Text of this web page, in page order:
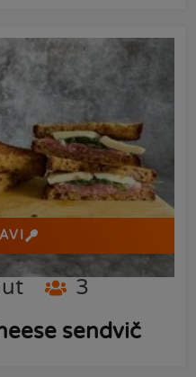
3
sendvič